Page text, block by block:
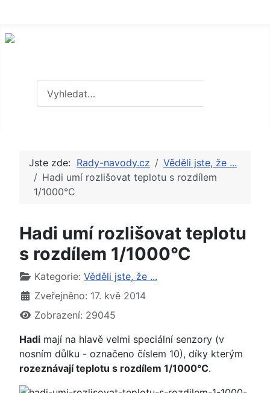
Jste zde: Rady-navody.cz
Věděli jste, že ...
Hadi umí rozlišovat teplotu s rozdílem
1/1000°C
Hadi umí rozlišovat teplotu
s rozdílem 1/1000°C
Základní údaje
Kategorie: Věděli jste, že ...
Zveřejněno: 17. kvě 2014
Zobrazení: 29045
Hadi mají na hlavě velmi speciální senzory (v
nosním důlku - označeno číslem 10), díky kterým
rozeznávají teplotu s rozdílem 1/1000°C.